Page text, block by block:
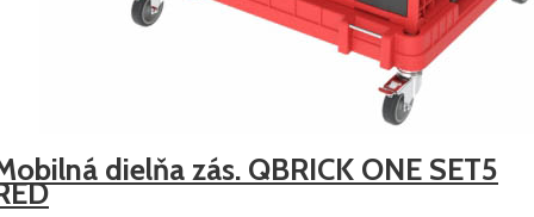
dielňa zás. QBRICK ONE SET5